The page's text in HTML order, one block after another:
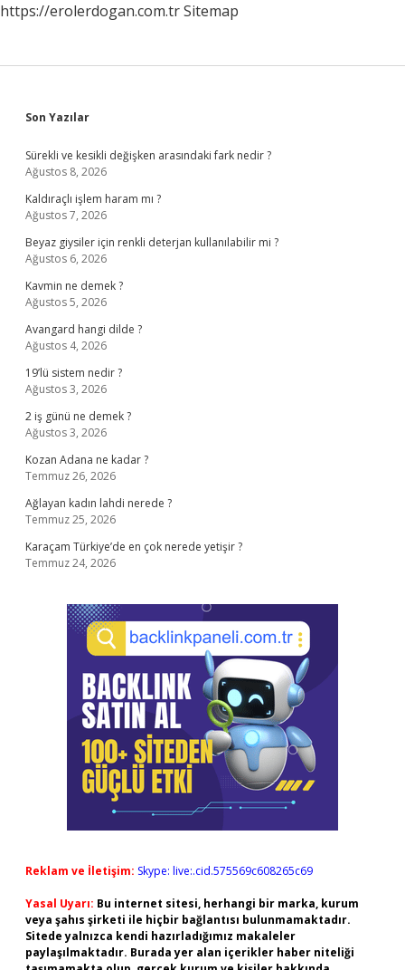
https://erolerdogan.com.trSitemap
Sidebar
Son Yazılar
Sürekli ve kesikli değişken arasındaki fark nedir ?
Ağustos 8, 2026
Kaldıraçlı işlem haram mı ?
Ağustos 7, 2026
Beyaz giysiler için renkli deterjan kullanılabilir mi ?
Ağustos 6, 2026
Kavmin ne demek ?
Ağustos 5, 2026
Avangard hangi dilde ?
Ağustos 4, 2026
19’lü sistem nedir ?
Ağustos 3, 2026
2 iş günü ne demek ?
Ağustos 3, 2026
Kozan Adana ne kadar ?
Temmuz 26, 2026
Ağlayan kadın lahdi nerede ?
Temmuz 25, 2026
Karaçam Türkiye’de en çok nerede yetişir ?
Temmuz 24, 2026
Reklam ve İletişim: Skype: live:.cid.575569c608265c69
Yasal Uyarı: Bu internet sitesi, herhangi bir marka, kurum
veya şahıs şirketi ile hiçbir bağlantısı bulunmamaktadır.
Sitede yalnızca kendi hazırladığımız makaleler
paylaşılmaktadır. Burada yer alan içerikler haber niteliği